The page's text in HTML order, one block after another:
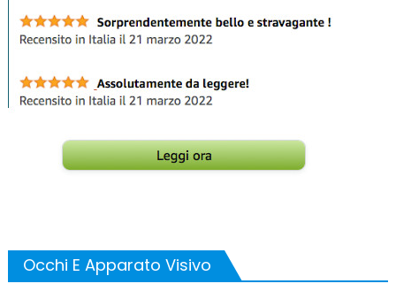
Occhi E Apparato Visivo